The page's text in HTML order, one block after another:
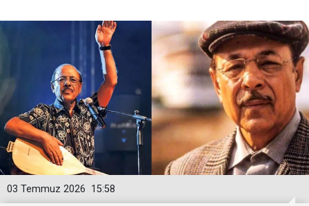
15:58
03 Temmuz 2026